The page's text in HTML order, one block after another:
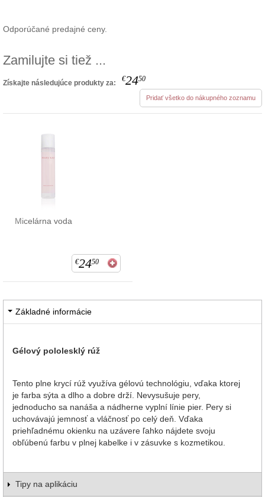
Odporúčané predajné ceny.
Zamilujte si tiež ...
Získajte následujúce produkty za: €2450
Pridať všetko do nákupného zoznamu
Micelárna voda
€2450
Základné informácie
Gélový pololesklý rúž
Tento plne krycí rúž využíva gélovú technológiu, vďaka ktorej
je farba sýta a dlho a dobre drží. Nevysušuje pery,
jednoducho sa nanáša a nádherne vyplní línie pier. Pery si
uchovávajú jemnosť a vláčnosť po celý deň. Vďaka
priehľadnému okienku na uzávere ľahko nájdete svoju
obľúbenú farbu v plnej kabelke i v zásuvke s kozmetikou.
Tipy na aplikáciu